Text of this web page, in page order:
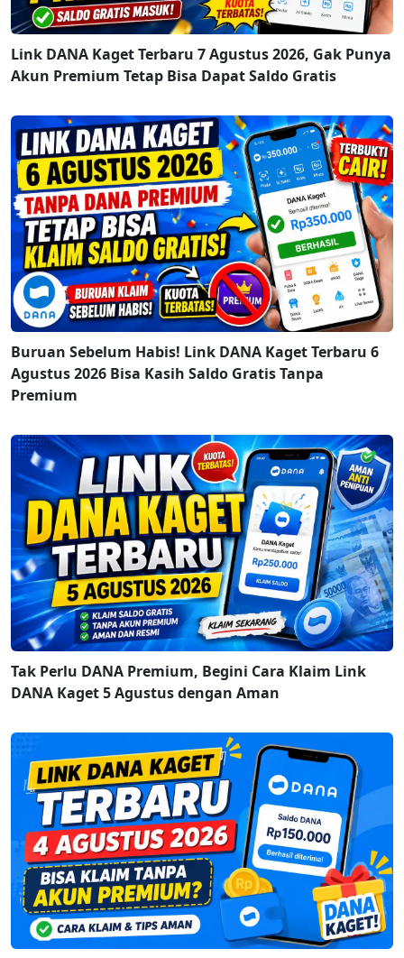
Link DANA Kaget Terbaru 7 Agustus 2026, Gak Punya
Akun Premium Tetap Bisa Dapat Saldo Gratis
Buruan Sebelum Habis! Link DANA Kaget Terbaru 6
Agustus 2026 Bisa Kasih Saldo Gratis Tanpa
Premium
Tak Perlu DANA Premium, Begini Cara Klaim Link
DANA Kaget 5 Agustus dengan Aman